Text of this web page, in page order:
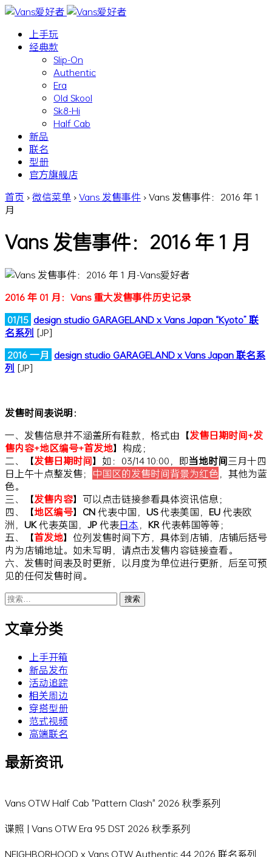
上手玩
经典款
Slip-On
Authentic
Era
Old Skool
Sk8-Hi
Half Cab
新品
联名
型册
官方旗舰店
首页 ›微信菜单 ›Vans 发售事件 ›Vans 发售事件：2016 年 1
月
Vans 发售事件：2016 年 1 月
2016 年 01 月：Vans 重大发售事件历史记录
01/15 design studio GARAGELAND x Vans Japan “Kyoto” 联
名系列 [JP]
2016 一月 design studio GARAGELAND x Vans Japan 联名系
列 [JP]
发售时间表说明：
一、发售信息并不涵盖所有鞋款，格式由【发售日期时间+发
售内容+地区编号+首发地】构成；
二、【发售日期时间】如：03/14 10:00，即当地时间三月十四
日上午十点整发售； 中国区的发售时间背景为红色 ，其他为蓝
色。
三、【发售内容】可以点击链接参看具体资讯信息；
四、【地区编号】 CN代表中国， US代表美国， EU代表欧
洲， UK代表英国， JP代表日本 KR代表韩国等等；
五、【首发地】位列发售时间下方，具体到店铺，店铺后括号
内为店铺地址。如未写明，请点击发售内容链接查看。
六、发售时间表及时更新，以月度为单位进行更新，后至可预
见的任何发售时间。
搜
文章分类
上手开箱
新品发布
活动追踪
相关周边
穿搭型册
范式视频
高端联名
最新资讯
Vans OTW Half Cab "Pattern Clash" 2026 秋季系列
谍照 | Vans OTW Era 95 DST 2026 秋季系列
NEIGHBORHOOD x Vans OTW Authentic 44 2026 联名系列